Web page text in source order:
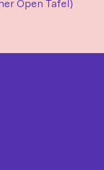
Open Tafel)